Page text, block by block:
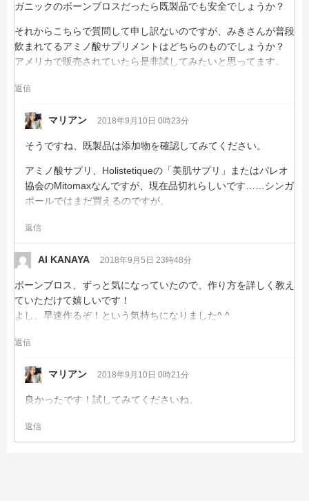
ガニックのボーンブロスだったら既製品でも安全でしょうか？
それからこちらで質問して申し訳ないのですが、みきさんが普段
飲まれてるアミノ酸サプリメントはどちらのものでしょうか？
アメリカで販売されていたら是非試してみたいと思ってます。
返信
マリアン 2018年9月10日 0時23分
そうですね、既製品は添加物を確認してみてください。
アミノ酸サプリ、Holistetiqueの「美肌サプリ」またはパレオ
協会のMitomaxなんですが、現在品切れらしいです……シンガ
ポールではまだ買えるのですが。
返信
AI KANAYA 2018年9月5日 23時48分
ボーンブロス、ずっと気になっていたので、作り方を詳しく教え
ていただけて嬉しいです！
よし、早速作るぞ！という気持ちになりました^ ^
返信
マリアン 2018年9月10日 0時21分
良かったです！試してみてくださいね。
返信